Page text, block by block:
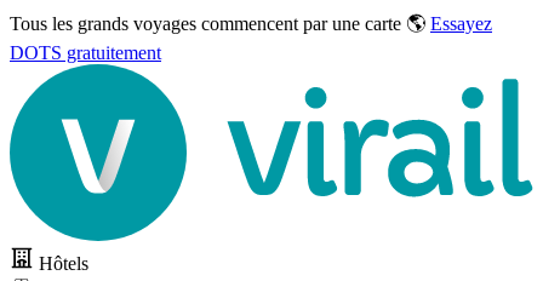
Tous les grands voyages commencent par une carte 🌎 Essayez
DOTS gratuitement
Hôtels